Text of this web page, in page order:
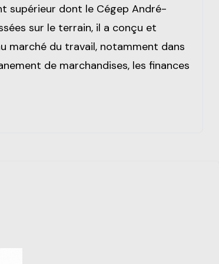
supérieur dont le Cégep André-
sur le terrain, il a conçu et
marché du travail, notamment dans
de marchandises, les finances